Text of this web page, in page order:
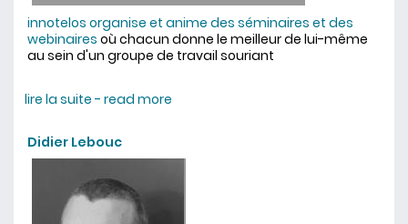
innotelos organise et anime des séminaires et des
webinaires où chacun donne le meilleur de lui-même
au sein d'un groupe de travail souriant
lire la suite - read more
Didier Lebouc